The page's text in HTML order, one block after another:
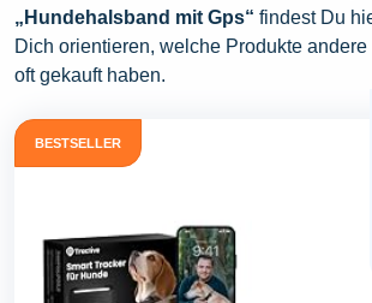
„Hundehalsband mit Gps“ findest Du
Dich orientieren, welche Produkte
oft gekauft haben.
BESTSELLER